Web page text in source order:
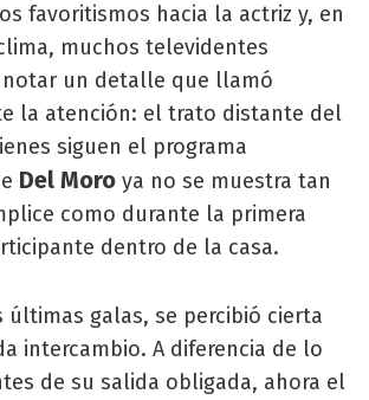
favoritismos hacia la actriz y, en
muchos televidentes
notar un detalle que llamó
la atención: el trato distante del
siguen el programa
Del Moro ya no se muestra tan
como durante la primera
dentro de la casa.
últimas galas, se percibió cierta
intercambio. A diferencia de lo
de su salida obligada, ahora el